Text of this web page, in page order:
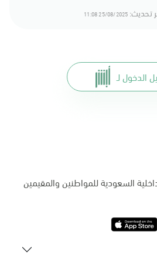
تحديث: 25/08/2025 11:08
الدخول لـ
السعودية للمواطنين والمقيمين